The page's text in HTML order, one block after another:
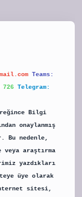
Teams:
726 Telegram:
Bilgi
onaylanmış
Bu nedenle,
araştırma
yazdıkları
üye olarak
sitesi,